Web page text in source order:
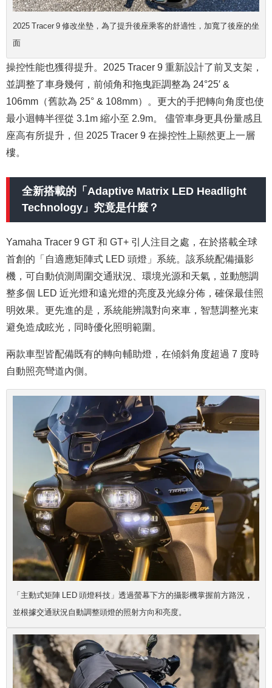
2025 Tracer 9 修改坐墊，為了提升後座乘客的舒適性，加寬了後座的坐
面
操控性能也獲得提升。2025 Tracer 9 重新設計了前叉支架，
並調整了車身幾何，前傾角和拖曳距調整為 24°25′ &
106mm（舊款為 25° & 108mm）。更大的手把轉向角度也使
最小迴轉半徑從 3.1m 縮小至 2.9m。 儘管車身更具份量感且
座高有所提升，但 2025 Tracer 9 在操控性上顯然更上一層
樓。
全新搭載的「Adaptive Matrix LED Headlight
Technology」究竟是什麼？
Yamaha Tracer 9 GT 和 GT+ 引人注目之處，在於搭載全球
首創的「自適應矩陣式 LED 頭燈」系統。該系統配備攝影
機，可自動偵測周圍交通狀況、環境光源和天氣，並動態調
整多個 LED 近光燈和遠光燈的亮度及光線分佈，確保最佳照
明效果。更先進的是，系統能辨識對向來車，智慧調整光束
避免造成眩光，同時優化照明範圍。
兩款車型皆配備既有的轉向輔助燈，在傾斜角度超過 7 度時
自動照亮彎道內側。
「主動式矩陣 LED 頭燈科技」透過螢幕下方的攝影機掌握前方路況，
並根據交通狀況自動調整頭燈的照射方向和亮度。